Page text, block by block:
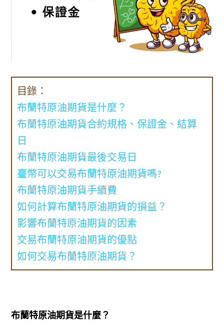
目錄：
布蘭特原油期貨是什麼？
布蘭特原油期貨合約規格、保證金、結算
日
布蘭特原油期貨最後交易日
臺幣可以交易布蘭特原油期貨嗎?
布蘭特原油期貨手續費
如何計算布蘭特原油期貨的損益？
影響布蘭特原油期貨的因素
交易布蘭特原油期貨的優點
如何交易布蘭特原油期貨？
布蘭特原油期貨是什麼？